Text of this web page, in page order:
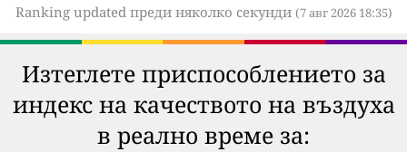
Ranking updated преди няколко секунди (7 авг 2026 18:35)
Изтеглете приспособлението за
индекс на качеството на въздуха
в реално време за: